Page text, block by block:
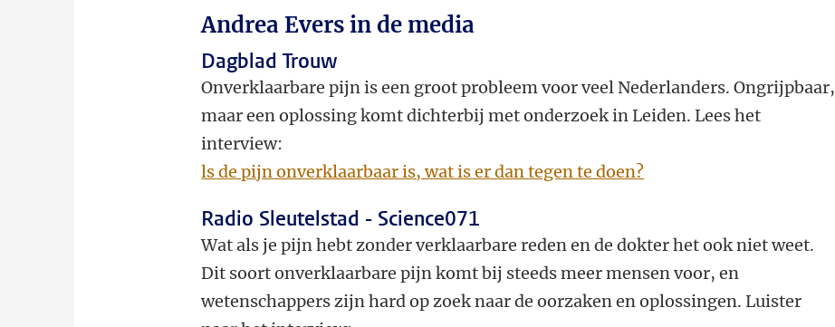
Andrea Evers in de media
Dagblad Trouw
Onverklaarbare pijn is een groot probleem voor veel Nederlanders. Ongrijpbaar,
maar een oplossing komt dichterbij met onderzoek in Leiden. Lees het
interview:
ls de pijn onverklaarbaar is, wat is er dan tegen te doen?
Radio Sleutelstad - Science071
Wat als je pijn hebt zonder verklaarbare reden en de dokter het ook niet weet.
Dit soort onverklaarbare pijn komt bij steeds meer mensen voor, en
wetenschappers zijn hard op zoek naar de oorzaken en oplossingen. Luister